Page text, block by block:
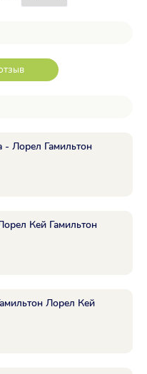
- Лорел Гамильтон
Кей Гамильтон
Лорел Кей